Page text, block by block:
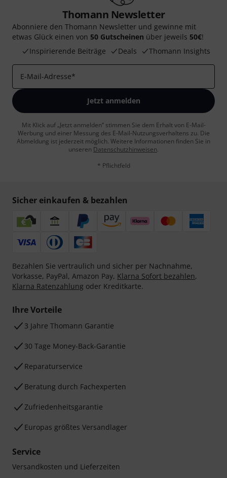
Thomann Newsletter
Abonniere den Thomann Newsletter und gewinne mit
etwas Glück einen von 50 Gutscheinen über jeweils 50€!
Inspirierende Beiträge
Deals Thomann Insights
E-Mail-Adresse*
Jetzt anmelden
Mit Klick auf „Jetzt anmelden“ stimmen Sie dem Erhalt von E-Mail-
Werbung und einer Messung des E-Mail-Nutzungsverhaltens zu. Die
Abmeldung ist jederzeit möglich. Weitere Informationen finden Sie in
unseren Datenschutzhinweisen.
* Pflichtfeld
Sicher einkaufen & bezahlen
Bezahlen Sie vertraulich und sicher per Nachnahme,
Vorkasse, PayPal, Amazon Pay, Klarna Sofort bezahlen,
Klarna Ratenzahlung oder Kreditkarte.
Ihre Vorteile
3 Jahre Thomann Garantie
30 Tage Money-Back-Garantie
Reparaturservice
Beratung durch Fachexperten
Zufriedenheitsgarantie
Europas größtes Versandlager
Service
Versandkosten und Lieferzeiten